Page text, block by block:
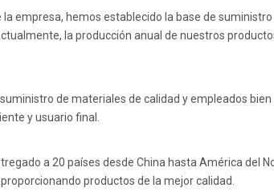
empresa, hemos establecido la base de
la producción anual de nuestros
de materiales de calidad y empleados
y usuario final.
a 20 países desde China hasta América del
productos de la mejor calidad.